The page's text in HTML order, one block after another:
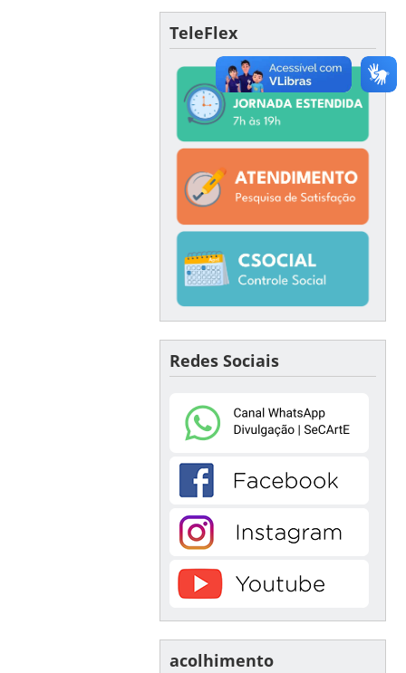
TeleFlex
Redes Sociais
acolhimento